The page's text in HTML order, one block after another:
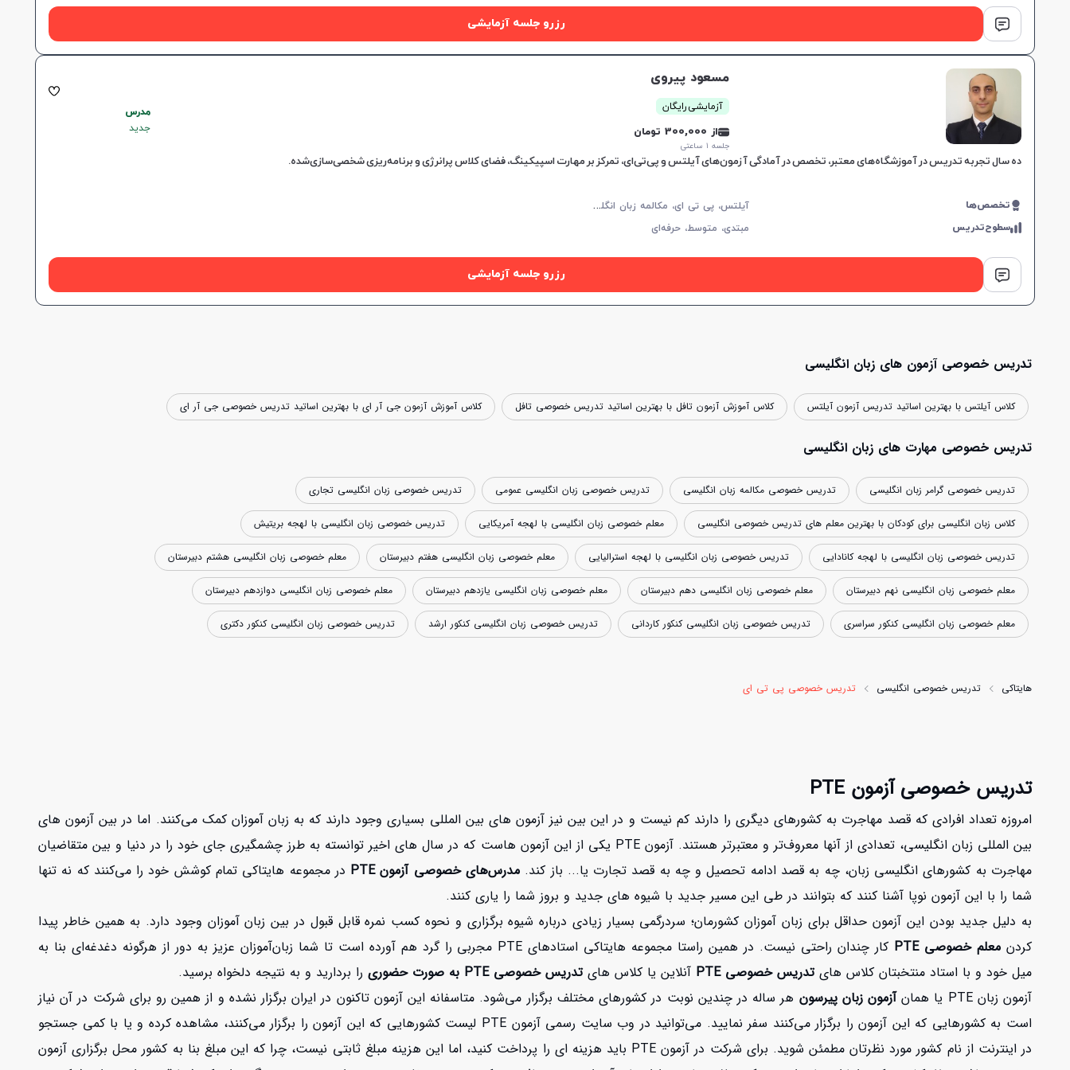
رزرو جلسه آزمایشی
مسعود پیروی
آزمایشی رایگان
از 300,000 تومان
جلسه ۱ ساعتی
مدرس
جدید
ده سال تجربه تدریس در آموزشگاه‌های معتبر، تخصص در آمادگی آزمون‌های آیلتس و پی‌تی‌ای، تمرکز بر مهارت اسپیکینگ، فضای کلاس پرانرژی و برنامه‌ریزی شخصی‌سازی‌شده.
تخصص‌ها آ
یلتس، پی تی ای، مکالمه زبان انگلیسی، زبان انگلیسی عمومی، گرامر زبان انگلیسی، زبان انگلیسی آمریکایی، زبان انگلیسی کنکور سراسری، زبان انگلیسی کنکور کاردانی، زبان انگلیسی کنکور ارشد، زبان انگلیسی کنکور دکتری، زبان انگلیسی هشتم دبیرستان، زبان انگلیسی نهم دبیرستان، زبان انگلیسی دهم دبیرستان، زبان انگلیسی یازدهم دبیرستان، زبان انگلیسی دوازدهم دبیرستان
سطوح‌تدریس مبتدی، متوسط،حرفه‌ای
رزرو جلسه آزمایشی
تدریس خصوصی آزمون های زبان انگلیسی
کلاس آیلتس با بهترین اساتید تدریس آزمون آیلتس کلاس آموزش آزمون تافل با بهترین اساتید تدریس خصوصی تافل کلاس آموزش آزمون جی آر ای با بهترین اساتید تدریس خصوصی جی آر ای
تدریس خصوصی مهارت های زبان انگلیسی
تدریس خصوصی گرامر زبان انگلیسی تدریس خصوصی مکالمه زبان انگلیسی تدریس خصوصی زبان انگلیسی عمومی تدریس خصوصی زبان انگلیسی تجاری
کلاس زبان انگلیسی برای کودکان با بهترین معلم های تدریس خصوصی انگلیسی معلم خصوصی زبان انگلیسی با لهجه آمریکایی تدریس خصوصی زبان انگلیسی با لهجه بریتیش
تدریس خصوصی زبان انگلیسی با لهجه کانادایی تدریس خصوصی زبان انگلیسی با لهجه استرالیایی معلم خصوصی زبان انگلیسی هفتم دبیرستان معلم خصوصی زبان انگلیسی هشتم دبیرستان
معلم خصوصی زبان انگلیسی نهم دبیرستان معلم خصوصی زبان انگلیسی دهم دبیرستان معلم خصوصی زبان انگلیسی یازدهم دبیرستان معلم خصوصی زبان انگلیسی دوازدهم دبیرستان
معلم خصوصی زبان انگلیسی کنکور سراسری تدریس خصوصی زبان انگلیسی کنکور کاردانی تدریس خصوصی زبان انگلیسی کنکور ارشد تدریس خصوصی زبان انگلیسی کنکور دکتری
هایتاکی تدریس خصوصی انگلیسی تدریس خصوصی پی تی ای
تدریس خصوصی آزمون PTE
امروزه تعداد افرادی که قصد مهاجرت به کشورهای دیگری را دارند کم نیست و در این بین نیز آزمون های بین المللی بسیاری وجود دارند که به زبان آموزان کمک می‌کنند. اما در بین آزمون های
بین المللی زبان انگلیسی، تعدادی از آنها معروف‌تر و معتبرتر هستند. آزمون PTE یکی از این آزمون هاست که در سال های اخیر توانسته به طرز چشمگیری جای خود را در دنیا و بین متقاضیان
مهاجرت به کشورهای انگلیسی زبان، چه به قصد ادامه تحصیل و چه به قصد تجارت یا... باز کند.مدرس‌های خصوصی آزمون PTE
در مجموعه هایتاکی تمام کوشش خود را می‌کنند که نه تنها
شما را با این آزمون نوپا آشنا کنند که بتوانند در طی این مسیر جدید با شیوه های جدید و بروز شما را یاری کنند.
به دلیل جدید بودن این آزمون حداقل برای زبان آموزان کشورمان؛ سردرگمی بسیار زیادی درباره شیوه برگزاری و نحوه کسب نمره قابل قبول در بین زبان آموزان وجود دارد. به همین خاطر پیدا
کردن معلم خصوصی PTE
کار چندان راحتی نیست. در همین راستا مجموعه هایتاکی استادهای PTE مجربی را گرد هم آورده است تا شما زبان‌آموزان عزیز به دور از هرگونه دغدغه‌ای بنا به
میل خود و با استاد منتخبتان کلاس هایتدریس خصوصی PTE آنلاین یا کلاس های تدریس خصوصی PTE به صورت حضوری
را بردارید و به نتیجه دلخواه برسید.
آزمون زبان PTE یا همان
آزمون زبان پیرسون هر ساله در چندین نوبت در کشورهای مختلف برگزار می‌شود. متاسفانه این آزمون تاکنون در ایران برگزار نشده و از همین رو برای شرکت در آن نیاز
است به کشورهایی که این آزمون را برگزار می‌کنند سفر نمایید. می‌توانید در وب سایت رسمی آزمون PTE لیست کشورهایی که این آزمون را برگزار می‌کنند، مشاهده کرده و یا با کمی جستجو
در اینترنت از نام کشور مورد نظرتان مطمئن شوید. برای شرکت در آزمون PTE باید هزینه ای را پرداخت کنید، اما این هزینه مبلغ ثابتی نیست، چرا که این مبلغ بنا به کشور محل برگزاری آزمون